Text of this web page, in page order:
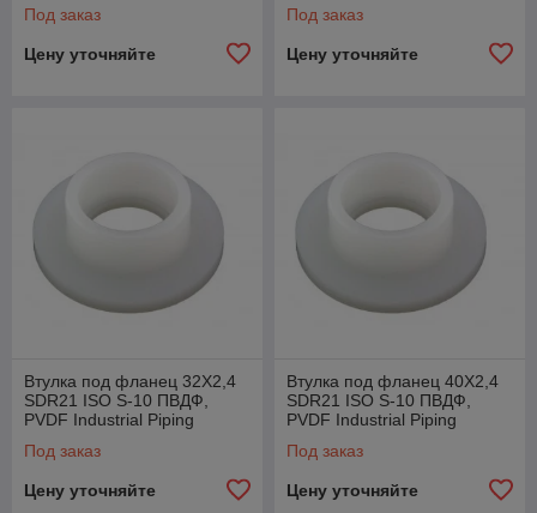
Под заказ
Цену уточняйте
Под заказ
Цену уточняйте
Втулка под фланец 32X2,4
SDR21 ISO S-10 ПВДФ,
PVDF Industrial Piping
Под заказ
Цену уточняйте
Втулка под фланец 40X2,4
SDR21 ISO S-10 ПВДФ,
PVDF Industrial Piping
Под заказ
Цену уточняйте